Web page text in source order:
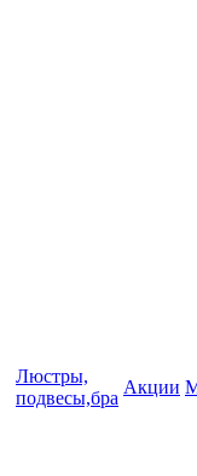
Люстры,
подвесы,бра
Акции